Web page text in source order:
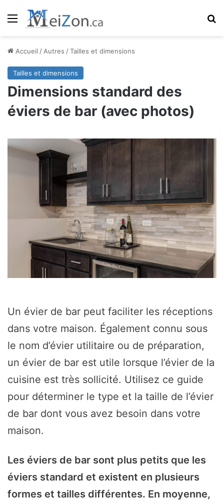
Menu
Accueil / Autres /Tailles et dimensions
Tailles et dimensions
Dimensions standard des
éviers de bar (avec photos)
Un évier de bar peut faciliter les réceptions
dans votre maison. Également connu sous
le nom d’évier utilitaire ou de préparation,
un évier de bar est utile lorsque l’évier de la
cuisine est très sollicité. Utilisez ce guide
pour déterminer le type et la taille de l’évier
de bar dont vous avez besoin dans votre
maison.
Les éviers de bar sont plus petits que les
éviers standard et existent en plusieurs
formes et tailles différentes. En moyenne,